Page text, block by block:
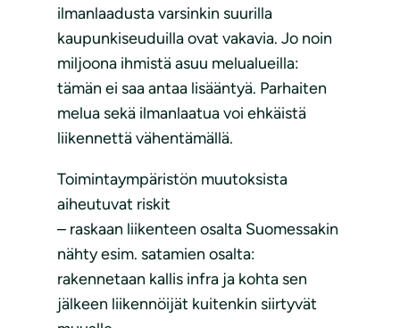
ilmanlaadusta varsinkin suurilla
kaupunkiseuduilla ovat vakavia. Jo noin
miljoona ihmistä asuu melualueilla:
tämän ei saa antaa lisääntyä. Parhaiten
melua sekä ilmanlaatua voi ehkäistä
liikennettä vähentämällä.
Toimintaympäristön muutoksista
aiheutuvat riskit
– raskaan liikenteen osalta Suomessakin
nähty esim. satamien osalta:
rakennetaan kallis infra ja kohta sen
jälkeen liikennöijät kuitenkin siirtyvät